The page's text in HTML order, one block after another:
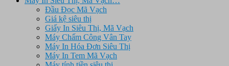
Đầu Đọc Mã Vạch
Giá kệ siêu thị
Giấy In Siêu Thị, Mã Vạch
Máy Chấm Công Vân Tay
Máy In Hóa Đơn Siêu Thị
Máy In Tem Mã Vạch